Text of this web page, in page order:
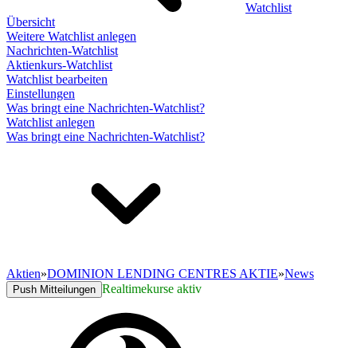
Watchlist
Übersicht
Weitere Watchlist anlegen
Nachrichten-Watchlist
Aktienkurs-Watchlist
Watchlist bearbeiten
Einstellungen
Was bringt eine Nachrichten-Watchlist?
Watchlist anlegen
Was bringt eine Nachrichten-Watchlist?
Aktien»DOMINION LENDING CENTRES AKTIE»News
Push Mitteilungen Realtimekurse aktiv